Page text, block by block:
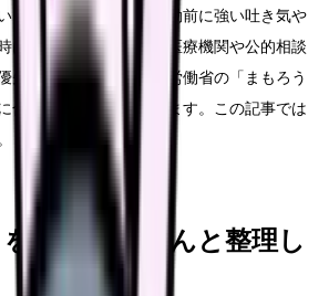
、涙が止まらない、出勤前に強い吐き気や
は、退職判断より先に医療機関や公的相談
先してください。厚生労働省の「まもろう
合わせた相談先を探せます。この記事では
を、カンゴさんと整理し